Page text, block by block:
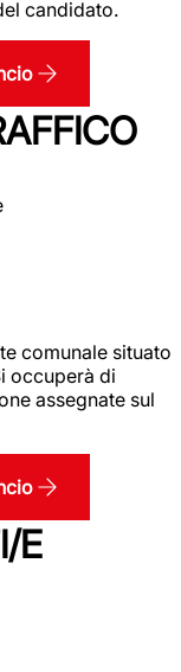
candidato.
comunale situato
occuperà di
assegnate sul
E